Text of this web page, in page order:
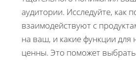
аудитории. Исследуйте, как
взаимодействуют с
на ваш, и какие функции для
ценны. Это поможет